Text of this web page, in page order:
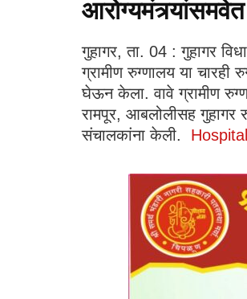
गुहागर, ता. 04 : गुहागर
ग्रामीण रुग्णालय या चारही
घेऊन केला. वावे ग्रामीण
रामपूर, आबलोलीसह गुहागर
संचालकांना केली.